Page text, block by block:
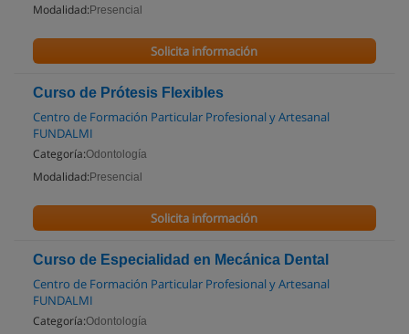
Modalidad: Presencial
Solicita información
Curso de Prótesis Flexibles
Centro de Formación Particular Profesional y Artesanal
FUNDALMI
Categoría:Odontología
Modalidad: Presencial
Solicita información
Curso de Especialidad en Mecánica Dental
Centro de Formación Particular Profesional y Artesanal
FUNDALMI
Categoría:Odontología